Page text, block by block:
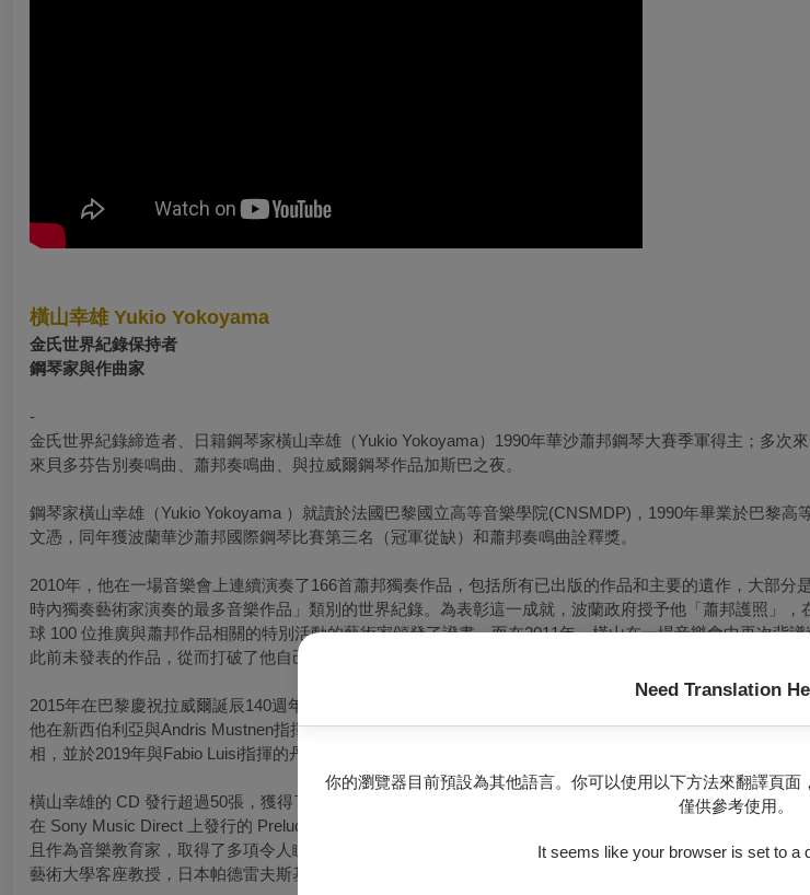
Need Translation
你的瀏覽器目前預設為其他語言。你可以使用以下方法來翻譯頁面
僅供參考使用。
It seems like your browser is set to a
橫山幸雄 Yukio Yokoyama
金氏世界紀錄保持者
鋼琴家與作曲家
-
金氏世界紀錄締造者、日籍鋼琴家橫山幸雄（Yukio Yokoyama） 1990年華沙蕭邦鋼琴大賽季軍得主；多次
來貝多芬告別奏鳴曲、蕭邦奏鳴曲、與拉威爾鋼琴作品加斯巴之夜。
鋼琴家橫山幸雄（Yukio Yokoyama ）就讀於法國巴黎國立高等音樂學院(CNSMDP) ， 1990年畢業於巴黎高
文憑，同年獲波蘭華沙蕭邦國際鋼琴比賽第三名（冠軍從缺）和蕭邦奏鳴曲詮釋獎。
2010年，他在一場音樂會上連續演奏了166首蕭邦獨奏作品，包括所有已出版的作品和主要的遺作，大部分是
時內獨奏藝術家演奏的最多音樂作品」類別的世界紀錄。 為表彰這一成就，波蘭政府授予他「蕭邦護照」，
球 100 位推廣與蕭邦作品相關的特別活動的藝術家頒發了證書。而在2011年，橫山在一場音樂會中再次背
此前未發表的作品，從而打破了他自己的金氏世界紀錄。
2015年在巴黎慶祝拉威爾誕辰140週年之際，因演奏拉威爾鋼琴全集而獲得高度評價。
年與指揮家葛
他在新西伯利亞與Andris Mustnen指揮的新西伯利亞交響樂團合作舒曼鋼琴協奏曲，並於2018年在萊比錫
相，並於2019年與Fabio Luisi指揮的丹麥國家交響樂團合作演出。
橫山幸雄的 CD 發行超過50張 ， 獲得了著名的獎項，包括日本文化廳藝術節（唱片部門）的優秀獎和國際李
在 Sony Music Direct 上發行的 Prelude
且作為音樂教育家，取得了多項令人矚目的成就。
屆帕德雷夫斯基國際鋼琴比賽評委。橫
藝術大學客座教授，日本帕德雷夫斯基協會會長。